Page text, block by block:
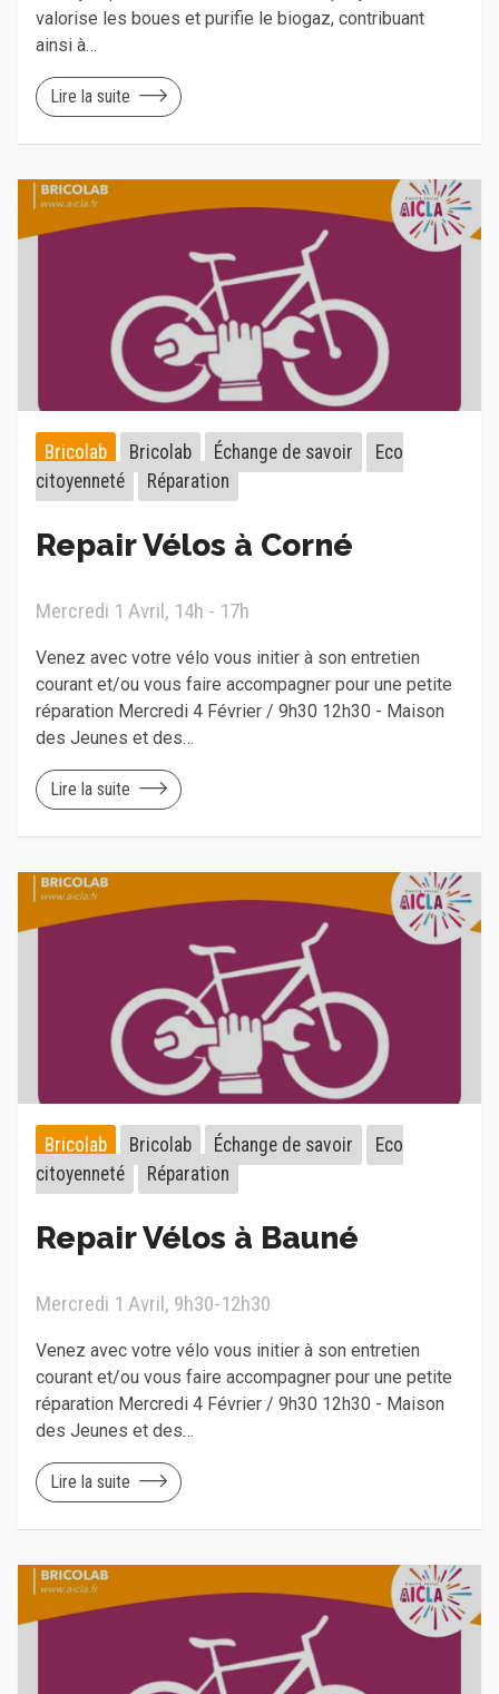
valorise les boues et purifie le biogaz, contribuant
ainsi à…
Lire la suite
Bricolab Bricolab Échange de savoir
Eco
citoyenneté
Réparation
Repair Vélos à Corné
Mercredi 1 Avril, 14h - 17h
Venez avec votre vélo vous initier à son entretien
courant et/ou vous faire accompagner pour une petite
réparation Mercredi 4 Février / 9h30 12h30 - Maison
des Jeunes et des…
Lire la suite
Bricolab Bricolab Échange de savoir
Eco
citoyenneté
Réparation
Repair Vélos à Bauné
Mercredi 1 Avril, 9h30-12h30
Venez avec votre vélo vous initier à son entretien
courant et/ou vous faire accompagner pour une petite
réparation Mercredi 4 Février / 9h30 12h30 - Maison
des Jeunes et des…
Lire la suite